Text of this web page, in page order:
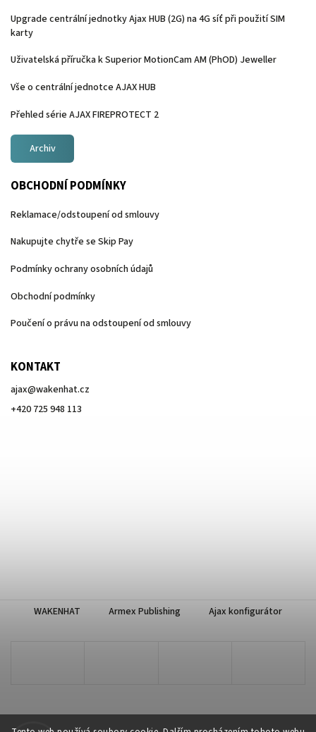
Upgrade centrální jednotky Ajax HUB (2G) na 4G síť při použití SIM
karty
Uživatelská příručka k Superior MotionCam AM (PhOD) Jeweller
Vše o centrální jednotce AJAX HUB
Přehled série AJAX FIREPROTECT 2
Archiv
OBCHODNÍ PODMÍNKY
Reklamace/odstoupení od smlouvy
Nakupujte chytře se Skip Pay
Podmínky ochrany osobních údajů
Obchodní podmínky
Poučení o právu na odstoupení od smlouvy
KONTAKT
ajax@wakenhat.cz
+420 725 948 113
WAKENHAT Armex Publishing Ajax konfigurátor